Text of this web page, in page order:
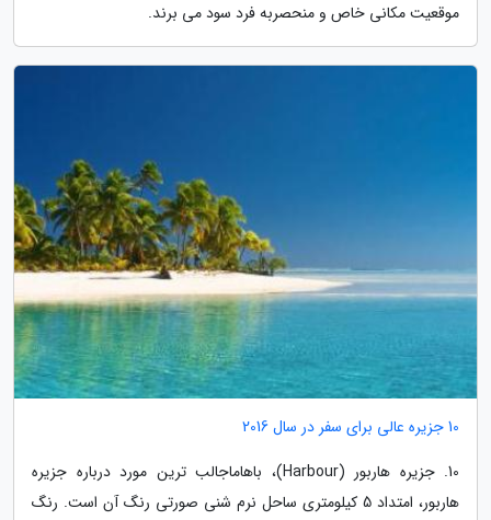
موقعیت مکانی خاص و منحصربه فرد سود می برند.
10 جزیره عالی برای سفر در سال 2016
10. جزیره هاربور (Harbour)، باهاماجالب ترین مورد درباره جزیره
هاربور، امتداد 5 کیلومتری ساحل نرم شنی صورتی رنگ آن است. رنگ